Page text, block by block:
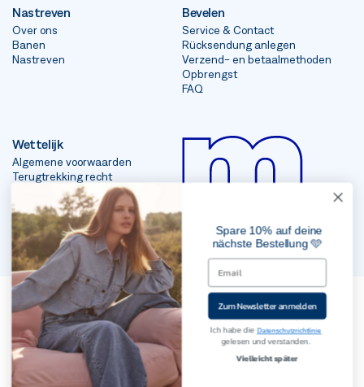
Nastreven
Over ons
Banen
Nastreven
Bevelen
Service & Contact
Rücksendung anlegen
Verzend- en betaalmethoden
Opbrengst
FAQ
Wettelijk
Algemene voorwaarden
Terugtrekking recht
afdrukken
Gegevensbescherming
2023, Mavi Jeans Inc. Alle rechten voorbehouden
Spare 10% auf deine
nächste Bestellung 🩵
Zum Newsletter anmelden
Ich habe dieDatenschutzrichtlinie
gelesen und verstanden.
Vielleicht später